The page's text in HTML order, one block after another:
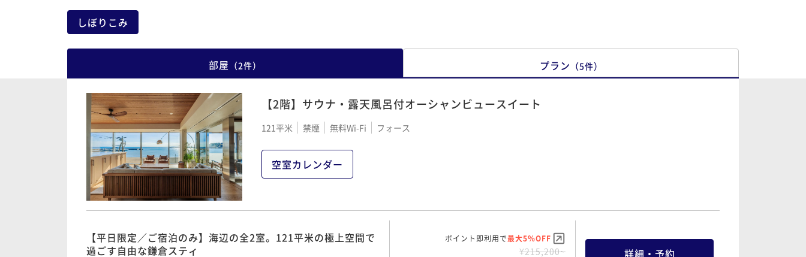
しぼりこみ
部屋 （2件） プラン （5件）
【2階】サウナ・露天風呂付オーシャンビュースイート
121平米 禁煙 無料Wi-Fi フォース
空室カレンダー
【平日限定／ご宿泊のみ】海辺の全2室。121平米の極上空間で
過ごす自由な鎌倉スティ
ポイント即利用で最大5％OFF
¥215,200~ 詳細・予約